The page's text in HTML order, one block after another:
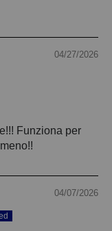
04/27/2026
Funziona per
04/07/2026